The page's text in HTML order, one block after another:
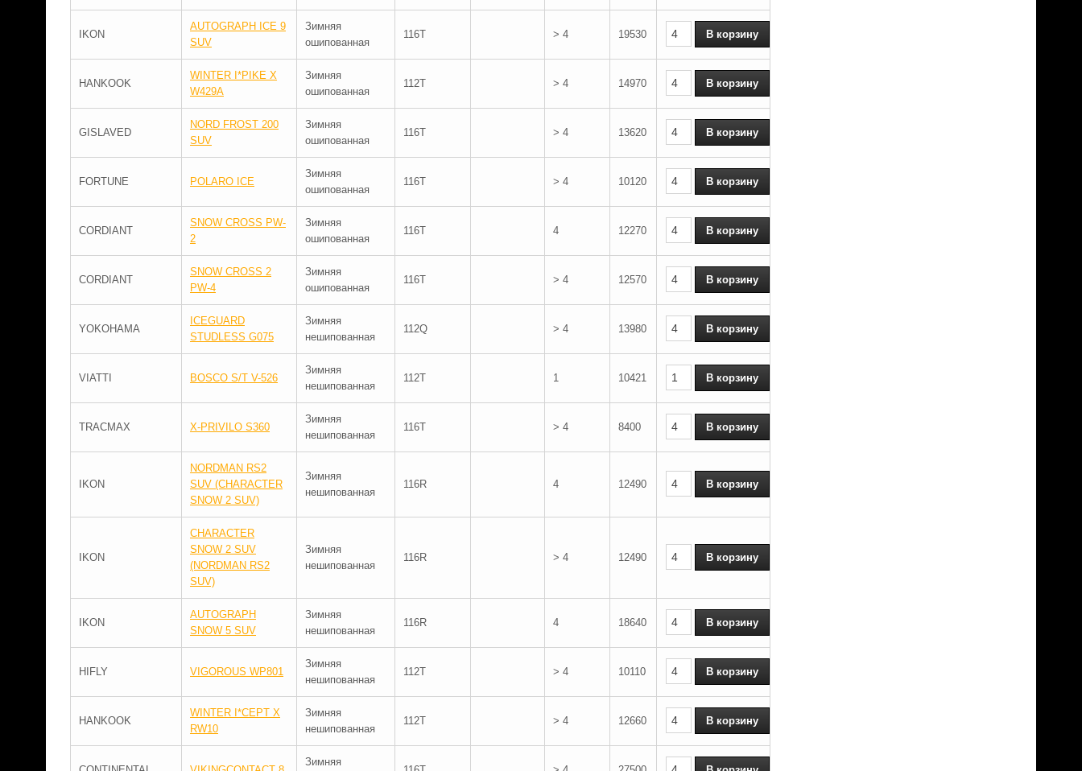
IKON
AUTOGRAPH ICE 9
SUV
Зимняя
ошипованная
116T > 4 19530
HANKOOK
WINTER I*PIKE X
W429A
Зимняя
ошипованная
112T > 4 14970
GISLAVED
NORD FROST 200
SUV
Зимняя
ошипованная
116T > 4 13620
FORTUNE POLARO ICE
Зимняя
ошипованная
116T > 4 10120
CORDIANT
SNOW CROSS PW-
2
Зимняя
ошипованная
116T 4 12270
CORDIANT
SNOW CROSS 2
PW-4
Зимняя
ошипованная
116T > 4 12570
YOKOHAMA
ICEGUARD
STUDLESS G075
Зимняя
нешипованная
112Q > 4 13980
VIATTI BOSCO S/T V-526
Зимняя
нешипованная
112T 1 10421
TRACMAX X-PRIVILO S360
Зимняя
нешипованная
116T > 4 8400
IKON
NORDMAN RS2
SUV (CHARACTER
SNOW 2 SUV)
Зимняя
нешипованная
116R 4 12490
IKON
CHARACTER
SNOW 2 SUV
(NORDMAN RS2
SUV)
Зимняя
нешипованная
116R > 4 12490
IKON
AUTOGRAPH
SNOW 5 SUV
Зимняя
нешипованная
116R 4 18640
HIFLY VIGOROUS WP801
Зимняя
нешипованная
112T > 4 10110
HANKOOK
WINTER I*CEPT X
RW10
Зимняя
нешипованная
112T > 4 12660
Зимняя